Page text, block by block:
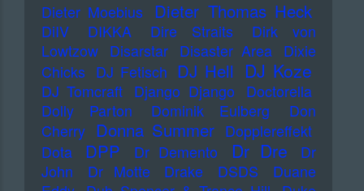
Dieter Moebius Dieter Thomas Heck
DiIV DIKKA Dire Straits
Dirk von
Lowtzow
Disarstar Disaster Area
Dixie
Chicks DJ Fetisch DJ Hell DJ Koze
DJ Tomcraft Django Django
Doctorella
Dolly Parton
Dominik Eulberg
Don
Cherry Donna Summer Dopplereffekt
Dota
DPP Dr Demento Dr Dre
Dr
John
Dr Motte Drake DSDS
Duane